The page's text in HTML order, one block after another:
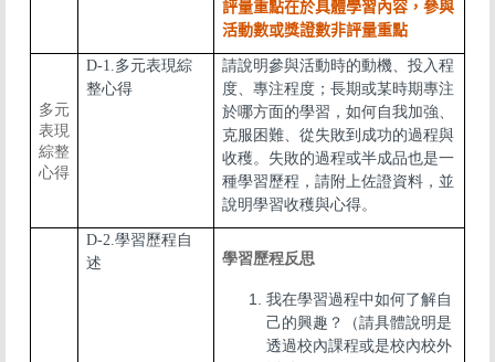
評量重點在於具體學習內容，參與
活動數或獎證數非評量重點
多元
表現
綜整
心得
D-1.多元表現綜
整心得
請說明參與活動時的動機、投入程
度、專注程度；長期或某時期專注
於哪方面的學習，如何自我加強、
克服困難、從失敗到成功的過程與
收穫。失敗的過程或半成品也是一
種學習歷程，請附上佐證資料，並
說明學習收穫與心得。
D-2.學習歷程自
述
學習歷程反思
我在學習過程中如何了解自
己的興趣？（請具體說明是
透過校內課程或是校內校外